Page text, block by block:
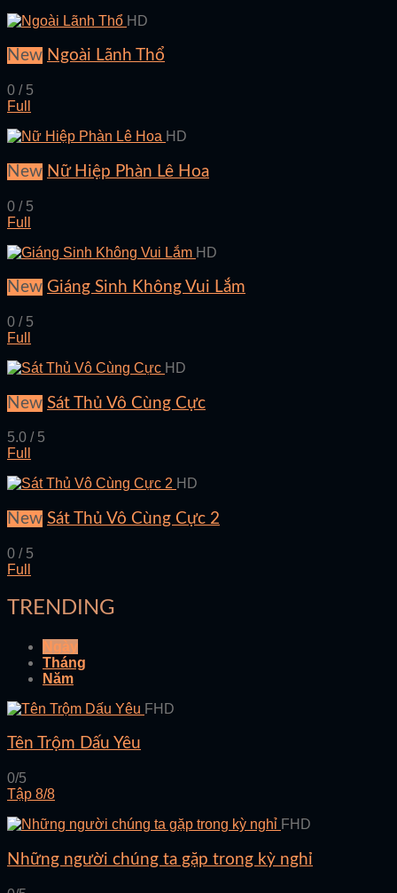
HD
New Ngoài Lãnh Thổ
0 / 5
Full
HD
New Nữ Hiệp Phàn Lê Hoa
0 / 5
Full
HD
New Giáng Sinh Không Vui Lắm
0 / 5
Full
HD
New Sát Thủ Vô Cùng Cực
5.0 / 5
Full
HD
New Sát Thủ Vô Cùng Cực 2
0 / 5
Full
TRENDING
Ngày
Tháng
Năm
FHD
Tên Trộm Dấu Yêu
0/5
Tập 8/8
FHD
Những người chúng ta gặp trong kỳ nghỉ